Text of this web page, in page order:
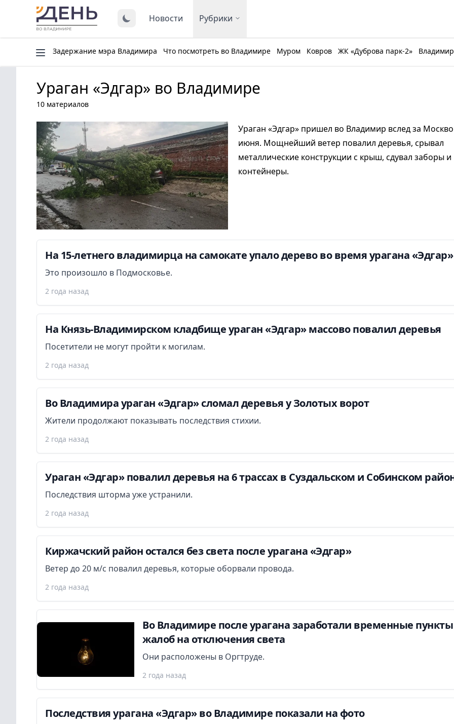
Новости Рубрики
Задержание мэра Владимира Что посмотреть во Владимире Муром Ковров ЖК «Дуброва парк-2»
Ураган «Эдгар» во Владимире
10 материалов
Ураган «Эдгар» пришел во Владимир вслед за
июня. Мощнейший ветер повалил деревья, срывал
металлические конструкции с крыш, сдувал заборы
контейнеры.
На 15-летнего владимирца на самокате упало дерево во время урагана «Эдгар»
Это произошло в Подмосковье.
2 года назад
На Князь-Владимирском кладбище ураган «Эдгар» массово повалил деревья
Посетители не могут пройти к могилам.
2 года назад
Во Владимира ураган «Эдгар» сломал деревья у Золотых ворот
Жители продолжают показывать последствия стихии.
2 года назад
Ураган «Эдгар» повалил деревья на 6 трассах в Суздальском и Собинском
Последствия шторма уже устранили.
2 года назад
Киржачский район остался без света после урагана «Эдгар»
Ветер до 20 м/с повалил деревья, которые оборвали провода.
2 года назад
Во Владимире после урагана заработали временные
жалоб на отключения света
Они расположены в Оргтруде.
2 года назад
Последствия урагана «Эдгар» во Владимире показали на фото